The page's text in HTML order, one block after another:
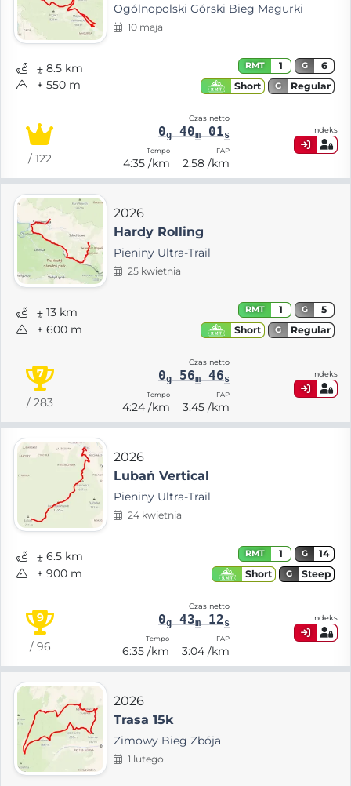
Ogólnopolski Górski Bieg Magurki
10 maja
⨦ 8.5 km
+ 550 m
RMT 1 G
6
Short
G Regular
/ 122
Czas netto
0g40m01s
Tempo
4:35 /km
FAP
2:58 /km
Indeks
2026
Hardy Rolling
Pieniny Ultra-Trail
25 kwietnia
⨦ 13 km
+ 600 m
RMT 1 G
5
Short
G Regular
7
/ 283
Czas netto
0g56m46s
Tempo
4:24 /km
FAP
3:45 /km
Indeks
2026
Lubań Vertical
Pieniny Ultra-Trail
24 kwietnia
⨦ 6.5 km
+ 900 m
RMT 1 G
14
Short
G Steep
9
/ 96
Czas netto
0g43m12s
Tempo
6:35 /km
FAP
3:04 /km
Indeks
2026
Trasa 15k
Zimowy Bieg Zbója
1 lutego